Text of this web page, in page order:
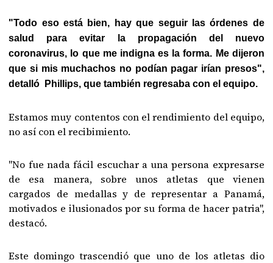
"Todo eso está bien, hay que seguir las órdenes de
salud para evitar la propagación del nuevo
coronavirus, lo que me indigna es la forma. Me dijeron
que si mis muchachos no podían pagar irían presos",
detalló Phillips, que también regresaba con el equipo.
Estamos muy contentos con el rendimiento del equipo,
no así con el recibimiento.
"No fue nada fácil escuchar a una persona expresarse
de esa manera, sobre unos atletas que vienen
cargados de medallas y de representar a Panamá,
motivados e ilusionados por su forma de hacer patria",
destacó.
Este domingo trascendió que uno de los atletas dio